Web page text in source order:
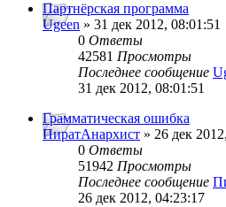
Партнёрская программа
Ugeen » 31 дек 2012, 08:01:51
0 Ответы
42581 Просмотры
Последнее сообщение
31 дек 2012, 08:01:51
Грамматическая ошибка
ПиратАнархист » 26 дек
0 Ответы
51942 Просмотры
Последнее сообщение
26 дек 2012, 04:23:17